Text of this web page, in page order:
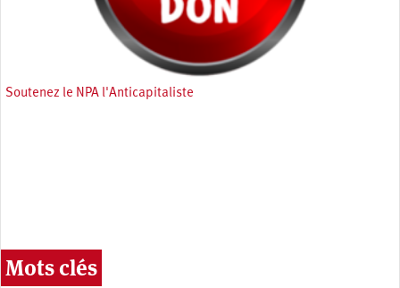
Soutenez le NPA l'Anticapitaliste
Mots clés